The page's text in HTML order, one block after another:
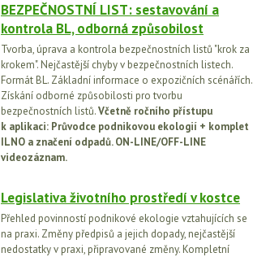
BEZPEČNOSTNÍ LIST: sestavování a
kontrola BL, odborná způsobilost
Tvorba, úprava a kontrola bezpečnostních listů "krok za
krokem". Nejčastější chyby v bezpečnostních listech.
Formát BL. Základní informace o expozičních scénářích.
Získání odborné způsobilosti pro tvorbu
bezpečnostních listů.Včetně ročního přístupu
k aplikaci: Průvodce podnikovou ekologií + komplet
ILNO a značení odpadů. ON-LINE/OFF-LINE
videozáznam.
Legislativa životního prostředí v kostce
Přehled povinností podnikové ekologie vztahujících se
na praxi. Změny předpisů a jejich dopady, nejčastější
nedostatky v praxi, připravované změny. Kompletní